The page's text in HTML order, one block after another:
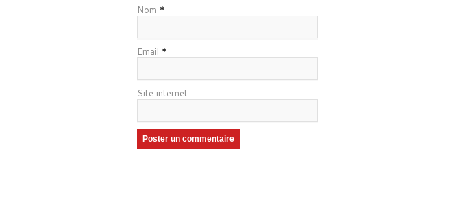
Nom *
Email *
Site internet